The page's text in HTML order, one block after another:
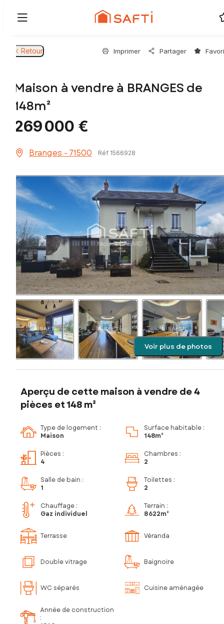
Retour Imprimer Partager
Maison à vendre à BRANGES de
148m²
269 000 €
Branges - 71500 Réf 1566928
Voir plus de photos
Aperçu de cette maison à vendre de 4
pièces et 148 m²
Type de logement :
Maison
Surface habitable :
148m²
Pièces :
4
Chambres :
2
Salle de bain :
1
Toilettes :
2
Chauffage :
Gaz individuel
Terrain :
8 622m²
Terrasse Véranda
Double vitrage Baignoire
WC séparés Cuisine aménagée
Année de construction
: